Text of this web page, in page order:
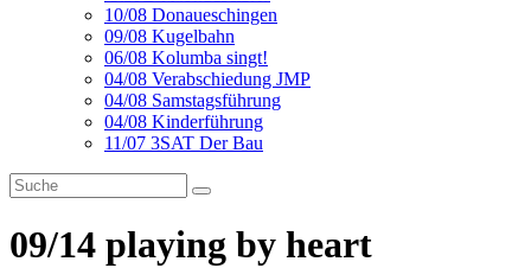
10/08 Donaueschingen
09/08 Kugelbahn
06/08 Kolumba singt!
04/08 Verabschiedung JMP
04/08 Samstagsführung
04/08 Kinderführung
11/07 3SAT Der Bau
09/14 playing by heart